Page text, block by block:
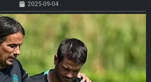
2025-09-04